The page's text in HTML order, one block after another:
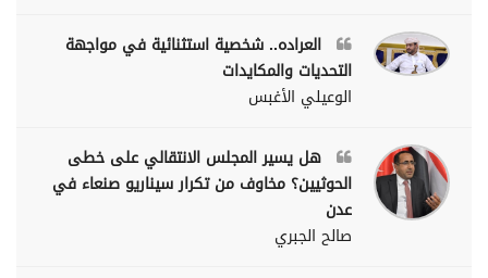
العراده.. شخصية استثنائية في مواجهة
التحديات والمكايدات
الوعيلي الأغبس
هل يسير المجلس الانتقالي على خطى
الحوثيين؟ مخاوف من تكرار سيناريو صنعاء في
عدن
صالح الجبري